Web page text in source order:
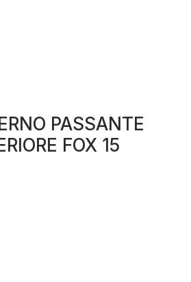
PASSANTE
FOX 15